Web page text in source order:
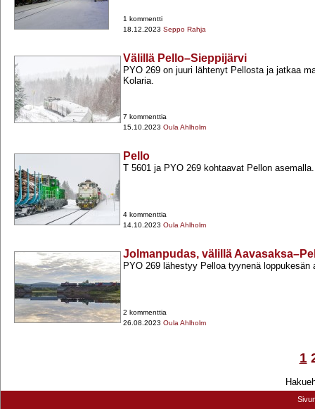
1 kommentti
18.12.2023 Seppo Rahja
Välillä Pello–Sieppijärvi
PYO 269 on juuri lähtenyt Pellosta ja jatkaa
Kolaria.
7 kommenttia
15.10.2023 Oula Ahlholm
Pello
T 5601 ja PYO 269 kohtaavat Pellon asemalla.
4 kommenttia
14.10.2023 Oula Ahlholm
Jolmanpudas, välillä
PYO 269 lähestyy Pelloa tyynenä loppukesän
2 kommenttia
26.08.2023 Oula Ahlholm
1